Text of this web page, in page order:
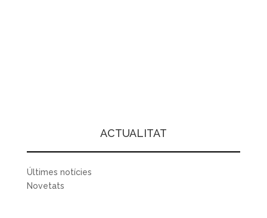
ACTUALITAT
Últimes notícies
Novetats